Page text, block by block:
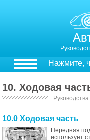
Нажмите,
10. Ходовая
Руководства
10.0 Ходовая часть
Передняя
использует